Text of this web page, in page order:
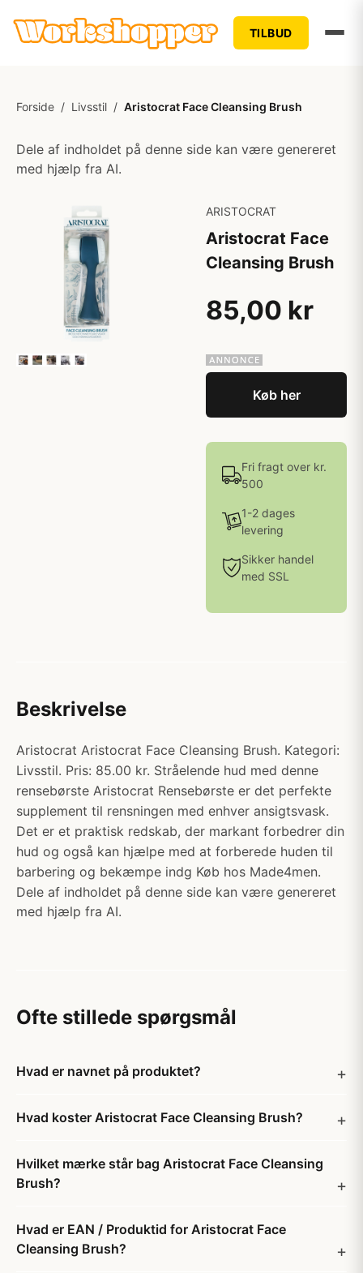
TILBUD
Forside / Livsstil / Aristocrat Face Cleansing Brush
Dele af indholdet på denne side kan være genereret
med hjælp fra AI.
ARISTOCRAT
Aristocrat Face
Cleansing Brush
85,00 kr
Køb her
Fri fragt over kr.
500
1-2 dages
levering
Sikker handel
med SSL
Beskrivelse
Aristocrat Aristocrat Face Cleansing Brush. Kategori:
Livsstil. Pris: 85.00 kr. Stråelende hud med denne
rensebørste Aristocrat Rensebørste er det perfekte
supplement til rensningen med enhver ansigtsvask.
Det er et praktisk redskab, der markant forbedrer din
hud og også kan hjælpe med at forberede huden til
barbering og bekæmpe indg Køb hos Made4men.
Dele af indholdet på denne side kan være genereret
med hjælp fra AI.
Ofte stillede spørgsmål
Hvad er navnet på produktet?
Hvad koster Aristocrat Face Cleansing Brush?
Hvilket mærke står bag Aristocrat Face Cleansing
Brush?
Hvad er EAN / Produktid for Aristocrat Face
Cleansing Brush?